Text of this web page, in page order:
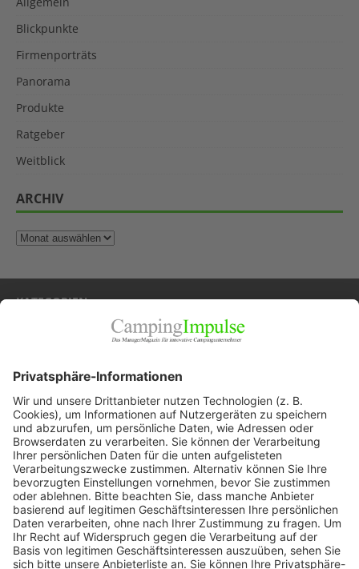
Blickpunkte
Firmenporträts
Panorama
Produkte
Ratgeber
Weitblick
ARCHIV
KATEGORIEN
Firmenporträts
Panorama
Produkte
Ratgeber
Weitblick